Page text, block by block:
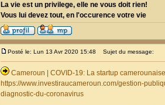
La vie est un privilege, elle ne vous doit rien!
Vous lui devez tout, en l'occurence votre vie
Posté le: Lun 13 Avr 2020 15:48 Sujet du message:
Cameroun | COVID-19: La startup
https://www.investiraucameroun.com/gestion-
diagnostic-du-coronavirus